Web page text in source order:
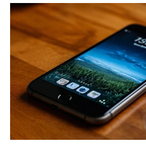
КОМУ ПРИНАДЛЕЖАТ
ТОРГОВЫЕ ЦЕНТРЫ
ТАТАРСТАНА
БЮДЖЕТ
ИНВЕСТИЦИИ
МАШИНОСТРОЕНИЕ
НЕФТЕХИМИЯ
НЕФТЬ
ОПК
ЭНЕРГЕТИКА
НОВОСТИ АВТО
БИЗНЕС
НОВОСТИ БИЗНЕСА
РОЗНИЧНАЯ ТОРГОВЛЯ
ТРАНСПОРТ
УСЛУГИ
ТЕХНОЛОГИИ
НОВОСТИ ТЕХНОЛОГИЙ
IT
МЕДИА
ТЕЛЕКОММУНИКАЦИИ
МЕРОПРИЯТИЯ
НОВОСТИ МЕРОПРИЯТИЙ
ВЫЕЗДНАЯ РЕДАКЦИЯ
БИЗНЕС-БРАНЧИ
СПОРТ
НОВОСТИ СПОРТА
ОБЩЕСТВО
НОВОСТИ ОБЩЕСТВА
ФОТОГАЛЕРЕЯ